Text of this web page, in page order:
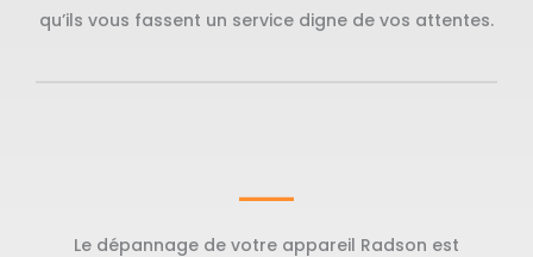
qu’ils vous fassent un service digne de vos attentes.
Le dépannage de votre appareil Radson est